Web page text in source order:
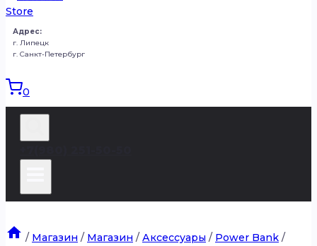
Адрес:
г. Липецк
г. Санкт-Петербург
0
/ Магазин / Магазин / Аксессуары / Power Bank /